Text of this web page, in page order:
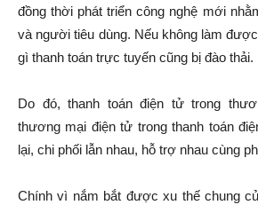
đồng thời phát triển công nghệ mới
và người tiêu dùng. Nếu không làm
gì thanh toán trực tuyến cũng bị đào thải.
Do đó, thanh toán điện tử trong
thương mại điện tử trong thanh toán
lại, chi phối lẫn nhau, hỗ trợ nhau cùng
Chính vì nắm bắt được xu thế chung